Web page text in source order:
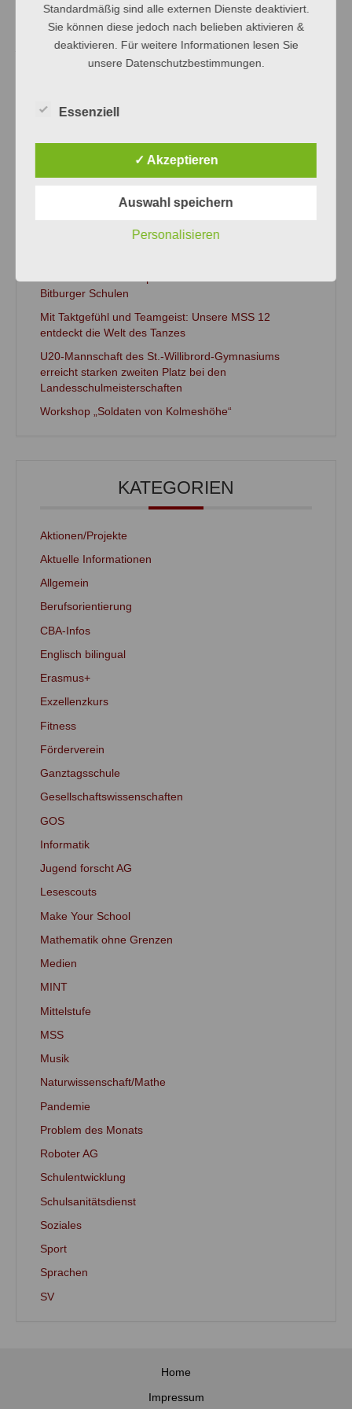
wird, ist bereits in Vorbereitung.
À bientôt, les amis!
NEUESTE BEITRÄGE
Bitburger Schulen
Mit Taktgefühl und Teamgeist: Unsere MSS 12
entdeckt die Welt des Tanzes
U20-Mannschaft des St.-Willibrord-Gymnasiums
erreicht starken zweiten Platz bei den
Landesschulmeisterschaften
Workshop „Soldaten von Kolmeshöhe“
KATEGORIEN
Aktionen/Projekte
Aktuelle Informationen
Allgemein
Berufsorientierung
CBA-Infos
Englisch bilingual
Erasmus+
Exzellenzkurs
Fitness
Förderverein
Ganztagsschule
Gesellschaftswissenschaften
GOS
Informatik
Jugend forscht AG
Lesescouts
Make Your School
Mathematik ohne Grenzen
Medien
MINT
Mittelstufe
MSS
Musik
Naturwissenschaft/Mathe
Pandemie
Problem des Monats
Roboter AG
Schulentwicklung
Schulsanitätsdienst
Soziales
Sport
Sprachen
SV
Home
Impressum
Standardmäßig sind alle externen Dienste deaktiviert.
Sie können diese jedoch nach belieben aktivieren &
deaktivieren. Für weitere Informationen lesen Sie
unsere Datenschutzbestimmungen.
Essenziell
✓ Akzeptieren
Auswahl speichern
Personalisieren